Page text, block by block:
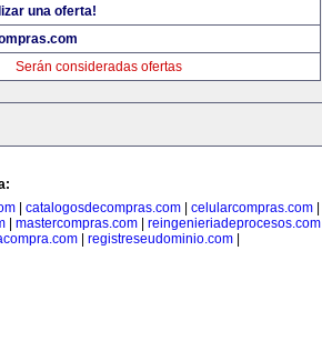
una oferta!
Serán consideradas ofertas
| catalogosdecompras.com| celularcompras.com|
| mastercompras.com| reingenieriadeprocesos.com|
registreseudominio.com